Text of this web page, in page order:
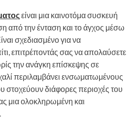
είναι μια καινοτόμα συσκευή
από την ένταση και το άγχος μέσω
σχεδιασμένο για να
επιτρέποντάς σας να απολαύσετε
την ανάγκη επίσκεψης σε
περιλαμβάνει ενσωματωμένους
στοχεύουν διάφορες περιοχές του
μια ολοκληρωμένη και
.